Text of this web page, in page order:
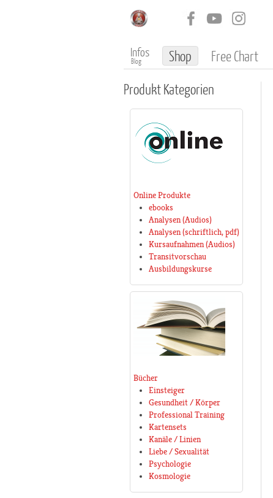
Infos
Blog Shop Free Chart
ProduktKategorien
Online Produkte
ebooks
Analysen (Audios)
Analysen (schriftlich, pdf)
Kursaufnahmen (Audios)
Transitvorschau
Ausbildungskurse
Bücher
Einsteiger
Gesundheit / Körper
Professional Training
Kartensets
Kanäle / Linien
Liebe / Sexualität
Psychologie
Kosmologie